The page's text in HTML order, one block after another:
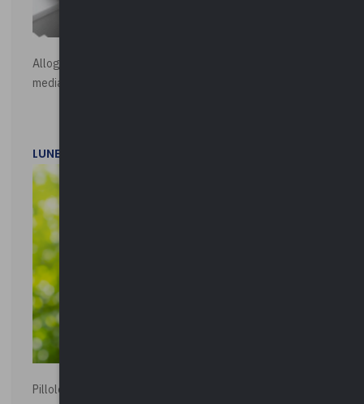
Alloggi di Edilizia Residenziale Pubblica - Vendita all'asta
mediante procedura asincrona telematica
LUNEDì 20 LUGLIO 2026
Pillole ambientali | 2026